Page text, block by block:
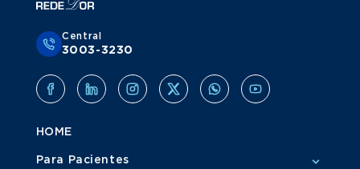
Central
3003-3230
HOME
Para Pacientes